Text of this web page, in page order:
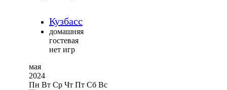
Кузбасс
домашняя
гостевая
нет игр
мая
2024
Пн Вт Ср Чт Пт Сб Вс